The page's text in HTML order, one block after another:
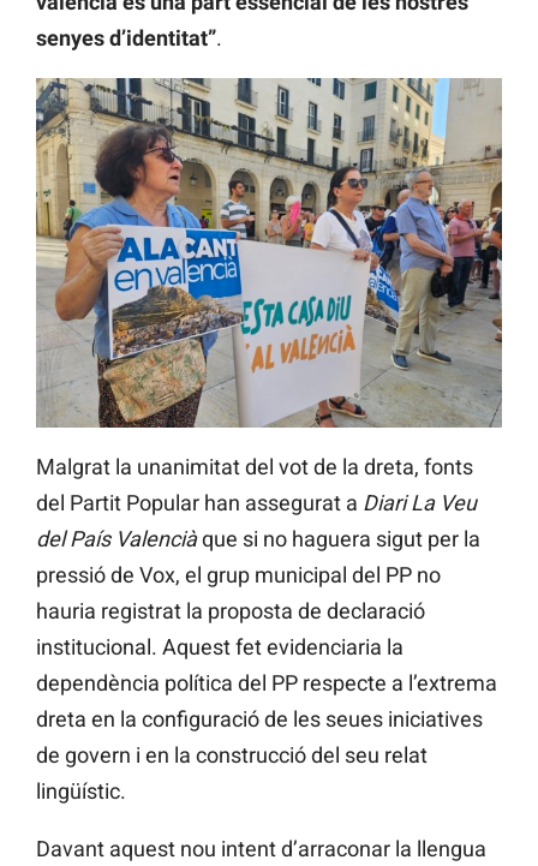
senyes d’identitat”.
Malgrat la unanimitat del vot de la dreta, fonts
del Partit Popular han assegurat a Diari La Veu
del País Valenciàque si no haguera sigut per la
pressió de Vox, el grup municipal del PP no
hauria registrat la proposta de declaració
institucional. Aquest fet evidenciaria la
dependència política del PP respecte a l’extrema
dreta en la configuració de les seues iniciatives
de govern i en la construcció del seu relat
lingüístic.
Davant aquest nou intent d’arraconar la llengua